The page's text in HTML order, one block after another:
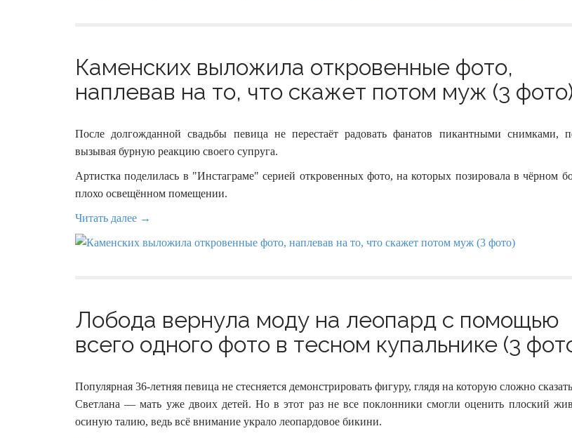
Каменских выложила откровенные фото,
наплевав на то, что скажет потом муж (3
После долгожданной свадьбы певица не перестаёт радовать фанатов пикантными снимками,
вызывая бурную реакцию своего супруга.
Артистка поделилась в "Инстаграме" серией откровенных фото, на которых позировала в чёрном
плохо освещённом помещении.
Читать далее →
Лобода вернула моду на леопард с помощью
всего одного фото в тесном купальнике (3
Популярная 36-летняя певица не стесняется демонстрировать фигуру, глядя на которую сложно
Светлана — мать уже двоих детей. Но в этот раз не все поклонники смогли оценить плоский
осиную талию, ведь всё внимание украло леопардовое бикини.